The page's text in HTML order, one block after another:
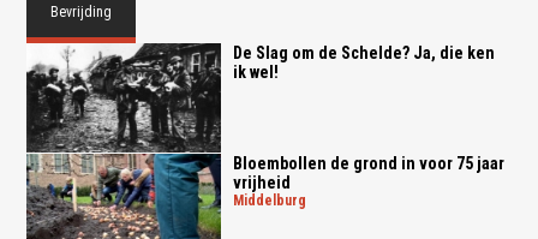
Bevrijding
De Slag om de Schelde? Ja, die ken
ik wel!
Bloembollen de grond in voor 75 jaar
vrijheid
middelburg